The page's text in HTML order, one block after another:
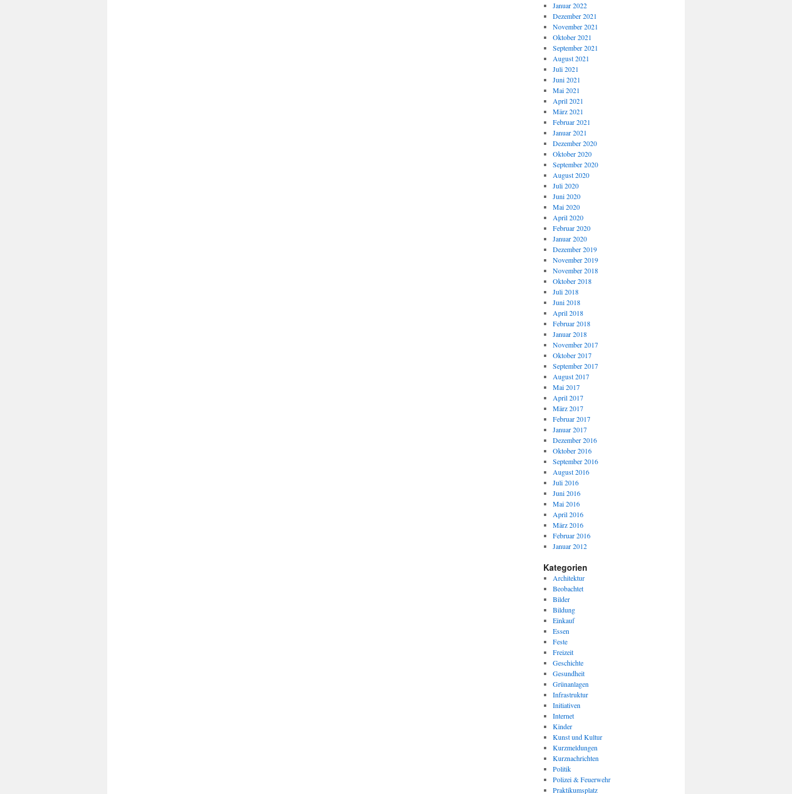
Januar 2022
Dezember 2021
November 2021
Oktober 2021
September 2021
August 2021
Juli 2021
Juni 2021
Mai 2021
April 2021
März 2021
Februar 2021
Januar 2021
Dezember 2020
Oktober 2020
September 2020
August 2020
Juli 2020
Juni 2020
Mai 2020
April 2020
Februar 2020
Januar 2020
Dezember 2019
November 2019
November 2018
Oktober 2018
Juli 2018
Juni 2018
April 2018
Februar 2018
Januar 2018
November 2017
Oktober 2017
September 2017
August 2017
Mai 2017
April 2017
März 2017
Februar 2017
Januar 2017
Dezember 2016
Oktober 2016
September 2016
August 2016
Juli 2016
Juni 2016
Mai 2016
April 2016
März 2016
Februar 2016
Januar 2012
Kategorien
Architektur
Beobachtet
Bilder
Bildung
Einkauf
Essen
Feste
Freizeit
Geschichte
Gesundheit
Grünanlagen
Infrastruktur
Initiativen
Internet
Kinder
Kunst und Kultur
Kurzmeldungen
Kurznachrichten
Politik
Polizei & Feuerwehr
Praktikumsplatz